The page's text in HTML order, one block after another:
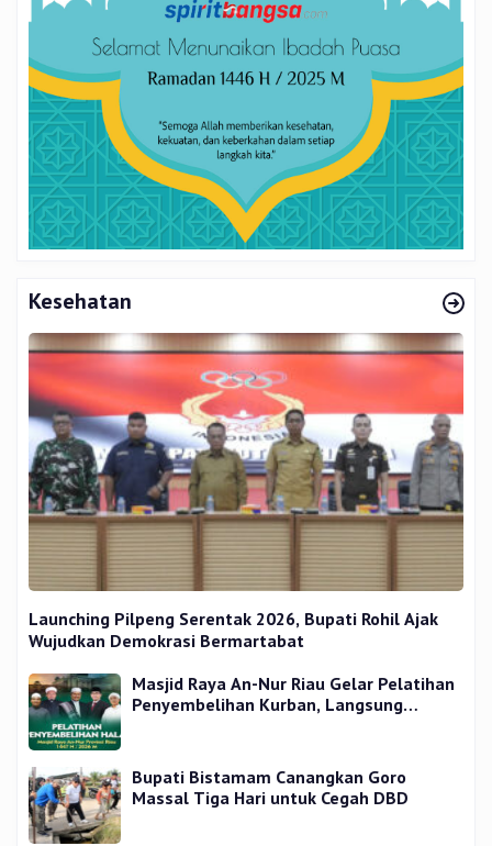
Kesehatan
Launching Pilpeng Serentak 2026, Bupati Rohil Ajak
Wujudkan Demokrasi Bermartabat
Masjid Raya An-Nur Riau Gelar Pelatihan
Penyembelihan Kurban, Langsung
Bupati Bistamam Canangkan Goro
Massal Tiga Hari untuk Cegah DBD